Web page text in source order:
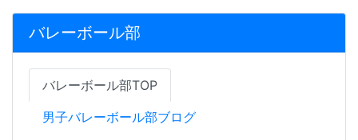
バレーボール部
バレーボール部TOP
男子バレーボール部ブログ